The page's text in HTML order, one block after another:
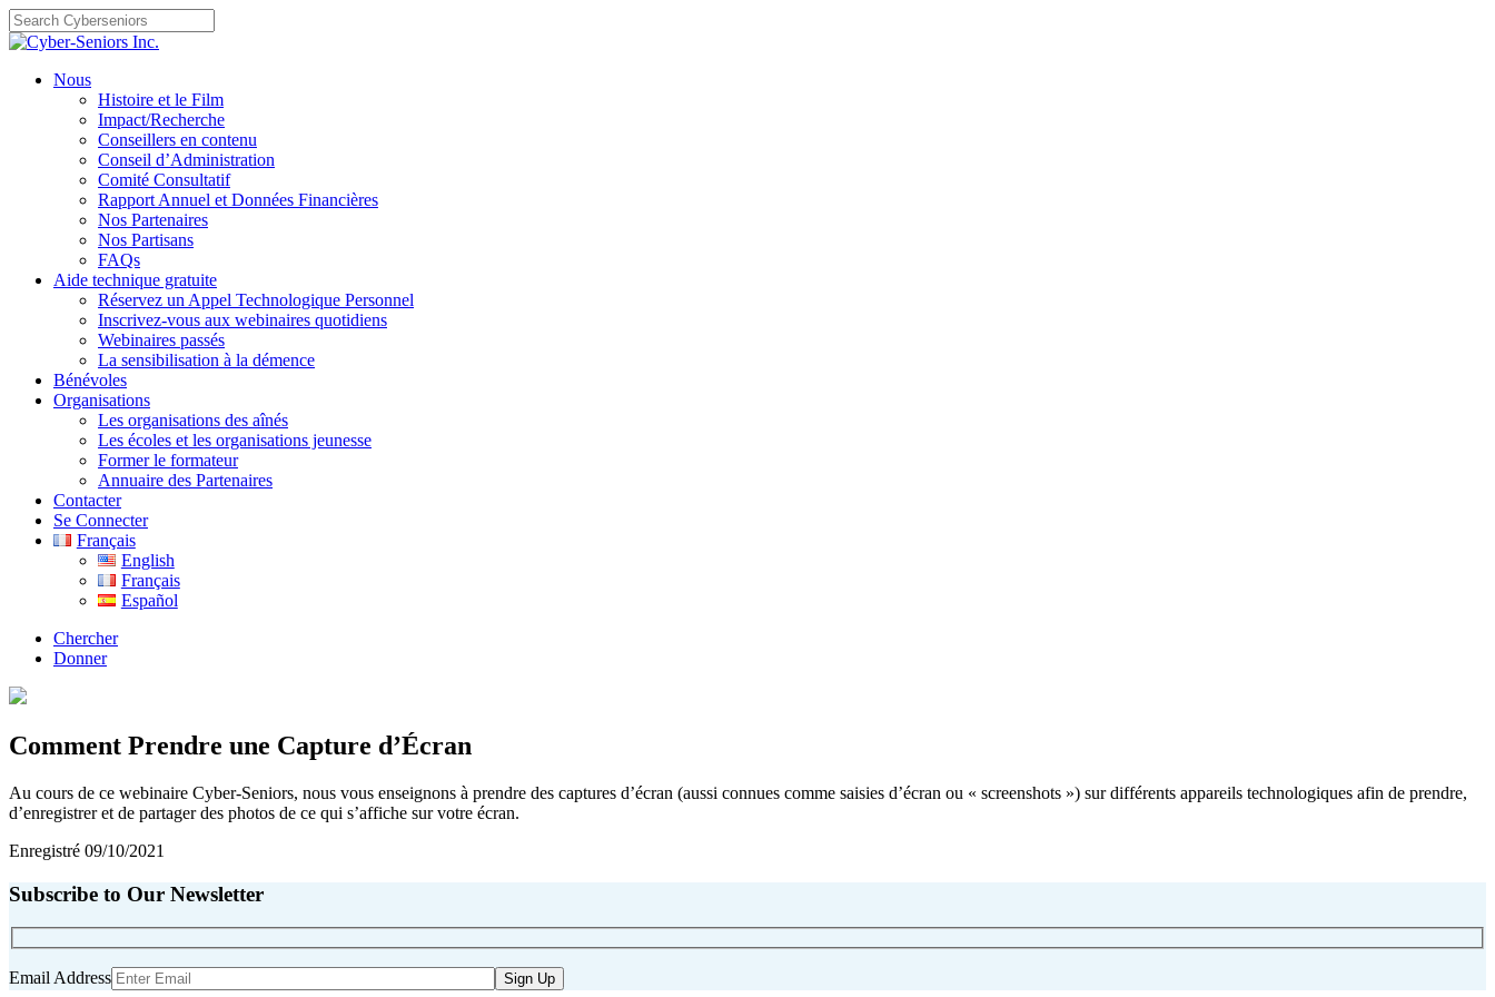
Skip
to
content
Nous
Histoire et le Film
Impact/Recherche
Conseillers en contenu
Conseil d’Administration
Comité Consultatif
Rapport Annuel et Données Financières
Nos Partenaires
Nos Partisans
FAQs
Aide technique gratuite
Réservez un Appel Technologique Personnel
Inscrivez-vous aux webinaires quotidiens
Webinaires passés
La sensibilisation à la démence
Bénévoles
Organisations
Les organisations des aînés
Les écoles et les organisations jeunesse
Former le formateur
Annuaire des Partenaires
Contacter
Se Connecter
Français
English
Français
Español
Chercher
Donner
Comment Prendre une Capture d’Écran
Au cours de ce webinaire Cyber-Seniors, nous vous enseignons à prendre des captures d’écran (aussi connues comme saisies d’écran ou « screenshots ») sur différents appareils technologiques afin de prendre,
d’enregistrer et de partager des photos de ce qui s’affiche sur votre écran.
Enregistré 09/10/2021
Subscribe to Our Newsletter
Email Address